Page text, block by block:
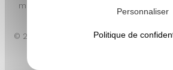
modération. Pour votre santé, mangez
légumes par jour.
© 2026 - FLEURONS DE LOMAGNE -
Personnaliser
Politique de